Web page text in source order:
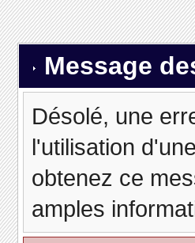
Message
Désolé, une
l'utilisation
obtenez ce
amples